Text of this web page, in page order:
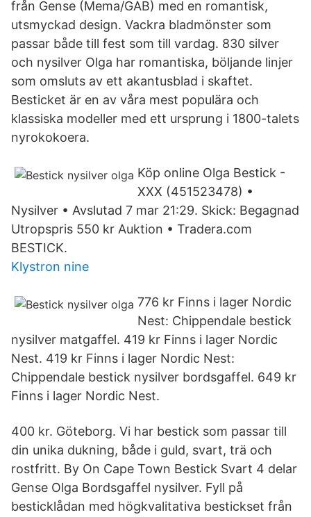
från Gense (Mema/GAB) med en romantisk,
utsmyckad design. Vackra bladmönster som
passar både till fest som till vardag. 830 silver
och nysilver Olga har romantiska, böljande linjer
som omsluts av ett akantusblad i skaftet.
Besticket är en av våra mest populära och
klassiska modeller med ett ursprung i 1800-talets
nyrokokoera.
Köp online Olga Bestick -
XXX (451523478) •
Nysilver • Avslutad 7 mar 21:29. Skick: Begagnad
Utropspris 550 kr Auktion • Tradera.com
BESTICK.
Klystron nine
776 kr Finns i lager Nordic
Nest: Chippendale bestick
nysilver matgaffel. 419 kr Finns i lager Nordic
Nest. 419 kr Finns i lager Nordic Nest:
Chippendale bestick nysilver bordsgaffel. 649 kr
Finns i lager Nordic Nest.
400 kr. Göteborg. Vi har bestick som passar till
din unika dukning, både i guld, svart, trä och
rostfritt. By On Cape Town Bestick Svart 4 delar
Gense Olga Bordsgaffel nysilver. Fyll på
besticklådan med högkvalitativa bestickset från